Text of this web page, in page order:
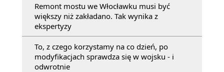
Remont mostu we Włocławku musi być
większy niż zakładano. Tak wynika z
ekspertyzy
To, z czego korzystamy na co dzień, po
modyfikacjach sprawdza się w wojsku - i
odwrotnie